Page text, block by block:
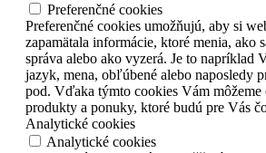
Preferenčné cookies
Preferenčné cookies umožňujú, aby si
zapamätala informácie, ktoré menia, ako
správa alebo ako vyzerá. Je to napríklad
jazyk, mena, obľúbené alebo naposledy
pod. Vďaka týmto cookies Vám
produkty a ponuky, ktoré budú pre Vás
Analytické cookies
Analytické cookies